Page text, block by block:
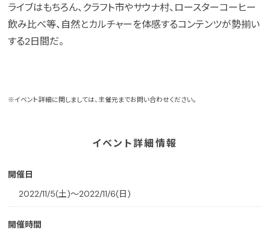
ライブはもちろん、クラフト市やサウナ村、ロースターコーヒー
飲み比べ等、自然とカルチャーを体感するコンテンツが勢揃い
する2日間だ。
※イベント詳細に関しましては、主催元までお問い合わせください。
イベント詳細情報
開催日
2022/11/5(土)〜2022/11/6(日)
開催時間